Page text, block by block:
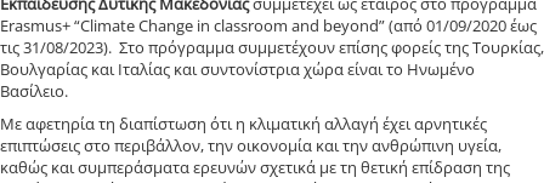
Erasmus+ “Climate Change in classroom and beyond” (από 01/09/2020 έως
τις 31/08/2023). Στο πρόγραμμα συμμετέχουν επίσης φορείς της Τουρκίας,
Βουλγαρίας και Ιταλίας και συντονίστρια χώρα είναι το Ηνωμένο
Βασίλειο.
Με αφετηρία τη διαπίστωση ότι η κλιματική αλλαγή έχει αρνητικές
επιπτώσεις στο περιβάλλον, την οικονομία και την ανθρώπινη υγεία,
καθώς και συμπεράσματα ερευνών σχετικά με τη θετική επίδραση της